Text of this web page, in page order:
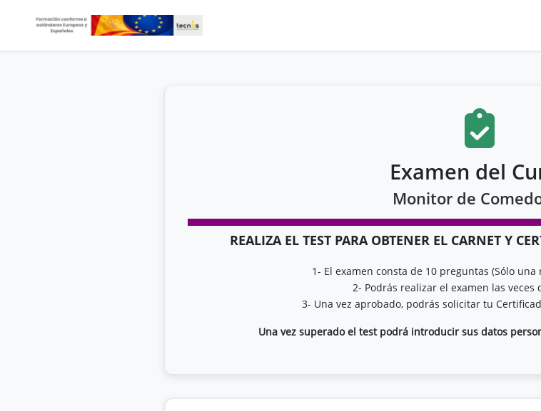
Examen del
Monitor de
REALIZA EL TEST PARA OBTENER EL CARNET Y
1- El examen consta de 10 preguntas (Sólo
2- Podrás realizar el examen las veces
Una vez superado el test podrá introducir sus datos